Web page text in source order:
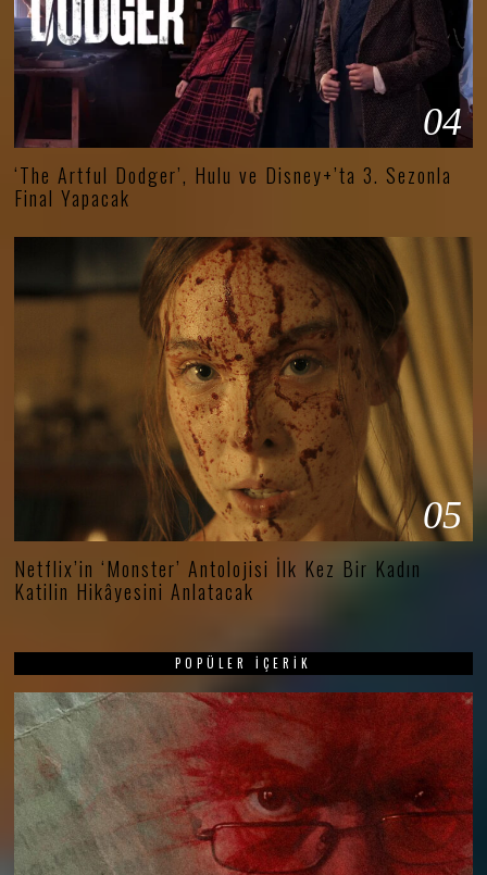
04
‘The Artful Dodger’, Hulu ve Disney+’ta 3. Sezonla
Final Yapacak
05
Netflix’in ‘Monster’ Antolojisi İlk Kez Bir Kadın
Katilin Hikâyesini Anlatacak
POPÜLER İÇERIK